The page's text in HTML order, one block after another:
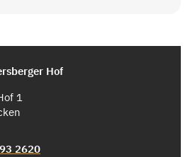
Hof
1
2620